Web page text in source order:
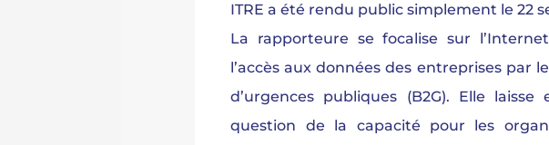
ITRE a été rendu public simplement le 22
La rapporteure se focalise sur
l’accès aux données des entreprises par
d’urgences publiques (B2G). Elle
question de la capacité pour les